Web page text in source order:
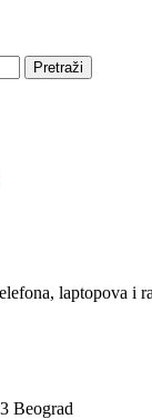
Pretraži
laptopova i
Beograd